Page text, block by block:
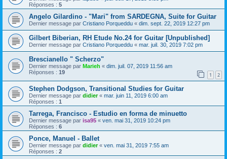
Réponses : 5
Angelo Gilardino - "Mari" from SARDEGNA, Suite for Guitar
Dernier message par Cristiano Porqueddu « dim. sept. 22, 2019 12:27 pm
Gilbert Biberian, RH Etude No.24 for Guitar [Unpublished]
Dernier message par Cristiano Porqueddu « mar. juil. 30, 2019 7:02 pm
Brescianello " Scherzo"
Dernier message par Marieh « dim. juil. 07, 2019 11:56 am
Réponses : 19 1 2
Stephen Dodgson, Transitional Studies for Guitar
Dernier message par didier« mar. juin 11, 2019 6:00 am
Réponses : 1
Tarrega, Francisco - Estudio en forma de minuetto
Dernier message par isa95 « ven. mai 31, 2019 10:24 pm
Réponses : 6
Ponce, Manuel - Ballet
Dernier message par didier« ven. mai 31, 2019 7:55 am
Réponses : 2